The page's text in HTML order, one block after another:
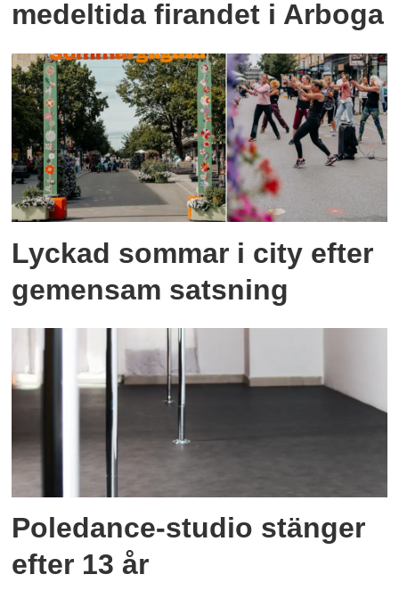
medeltida firandet i Arboga
Lyckad sommar i city efter
gemensam satsning
Poledance-studio stänger
efter 13 år